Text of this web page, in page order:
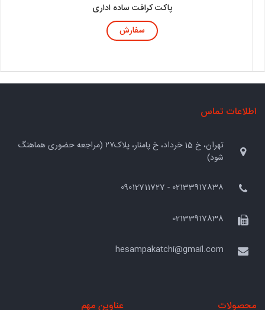
پاکت کرافت ساده اداری
سفارش
اطلاعات تماس
تهران، خ 15 خرداد، خ پامنار، پلاک۲۷ (مراجعه حضوری هماهنگ
شود)
02133917838 - 09012711727
02133917838
hesampakatchi@gmail.com
محصولات عناوین مهم